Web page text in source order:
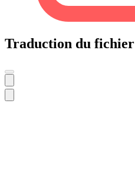
Traduction du